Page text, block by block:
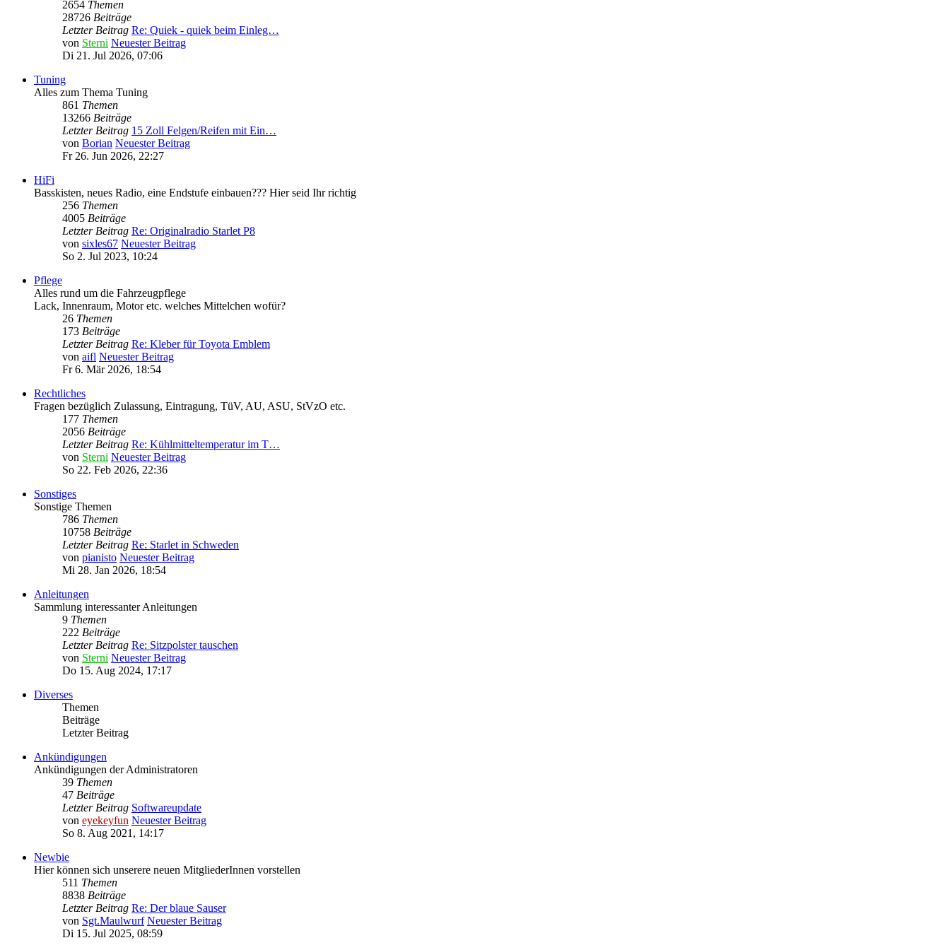
2654 Themen
28726 Beiträge
Letzter Beitrag Re: Quiek - quiek beim Einleg…
von Sterni Neuester Beitrag
Di 21. Jul 2026, 07:06
Tuning
Alles zum Thema Tuning
861 Themen
13266 Beiträge
Letzter Beitrag 15 Zoll Felgen/Reifen mit Ein…
von Borian Neuester Beitrag
Fr 26. Jun 2026, 22:27
HiFi
Basskisten, neues Radio, eine Endstufe einbauen??? Hier seid Ihr richtig
256 Themen
4005 Beiträge
Letzter Beitrag Re: Originalradio Starlet P8
von sixles67 Neuester Beitrag
So 2. Jul 2023, 10:24
Pflege
Alles rund um die Fahrzeugpflege
Lack, Innenraum, Motor etc. welches Mittelchen wofür?
26 Themen
173 Beiträge
Letzter Beitrag Re: Kleber für Toyota Emblem
von aifl Neuester Beitrag
Fr 6. Mär 2026, 18:54
Rechtliches
Fragen bezüglich Zulassung, Eintragung, TüV, AU, ASU, StVzO etc.
177 Themen
2056 Beiträge
Letzter Beitrag Re: Kühlmitteltemperatur im T…
von Sterni Neuester Beitrag
So 22. Feb 2026, 22:36
Sonstiges
Sonstige Themen
786 Themen
10758 Beiträge
Letzter Beitrag Re: Starlet in Schweden
von pianisto Neuester Beitrag
Mi 28. Jan 2026, 18:54
Anleitungen
Sammlung interessanter Anleitungen
9 Themen
222 Beiträge
Letzter Beitrag Re: Sitzpolster tauschen
von Sterni Neuester Beitrag
Do 15. Aug 2024, 17:17
Diverses
Themen
Beiträge
Letzter Beitrag
Ankündigungen
Ankündigungen der Administratoren
39 Themen
47 Beiträge
Letzter Beitrag Softwareupdate
von eyekeyfun Neuester Beitrag
So 8. Aug 2021, 14:17
Newbie
Hier können sich unserere neuen MitgliederInnen vorstellen
511 Themen
8838 Beiträge
Letzter Beitrag Re: Der blaue Sauser
von Sgt.Maulwurf Neuester Beitrag
Di 15. Jul 2025, 08:59